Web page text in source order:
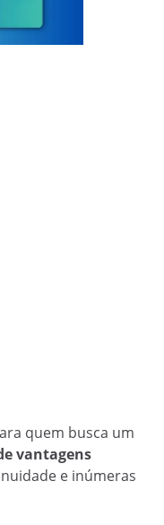
quem busca um
vantagens
e inúmeras